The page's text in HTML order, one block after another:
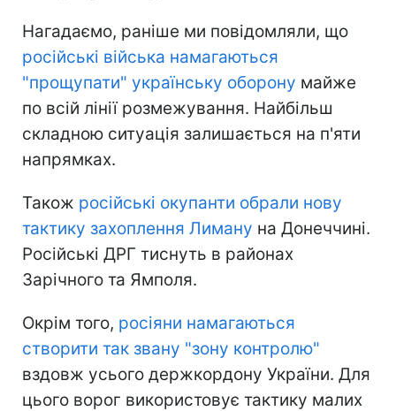
Нагадаємо, раніше ми повідомляли, що
російські війська намагаються
"прощупати" українську оборону майже
по всій лінії розмежування. Найбільш
складною ситуація залишається на п'яти
напрямках.
Також російські окупанти обрали нову
тактику захоплення Лиману на Донеччині.
Російські ДРГ тиснуть в районах
Зарічного та Ямполя.
Окрім того, росіяни намагаються
створити так звану "зону контролю"
вздовж усього держкордону України. Для
цього ворог використовує тактику малих